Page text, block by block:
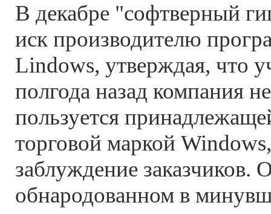
В декабре "софтверный
иск производителю
Lindows, утверждая, что
полгода назад компания
пользуется
торговой маркой
заблуждение заказчиков.
обнародованном в